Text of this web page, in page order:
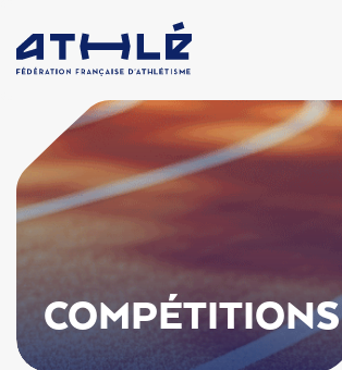
COMPÉTITIONS